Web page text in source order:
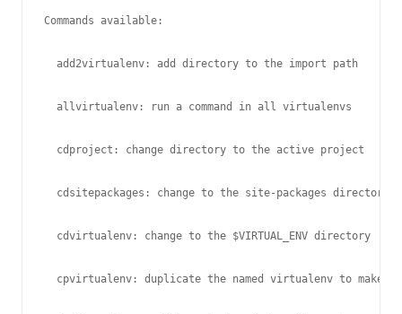
Commands available:
  add2virtualenv: add directory to the import path
  allvirtualenv: run a command in all virtualenvs
  cdproject: change directory to the active project
  cdsitepackages: change to the site-packages directory
  cdvirtualenv: change to the $VIRTUAL_ENV directory
cpvirtualenv: duplicate the named virtualenv to make a